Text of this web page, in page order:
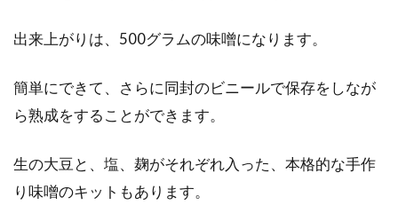
出来上がりは、500グラムの味噌になります。
簡単にできて、さらに同封のビニールで保存をしなが
ら熟成をすることができます。
生の大豆と、塩、麹がそれぞれ入った、本格的な手作
り味噌のキットもあります。